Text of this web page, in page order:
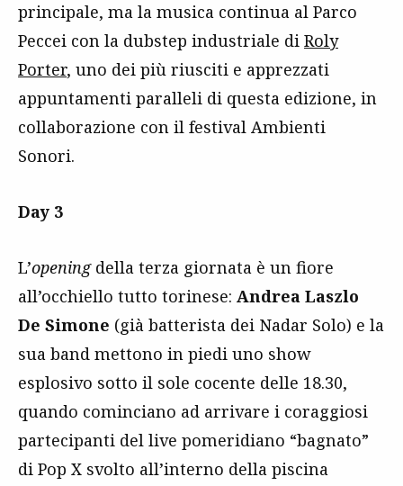
principale, ma la musica continua al Parco
Peccei con la dubstep industriale di Roly
Porter, uno dei più riusciti e apprezzati
appuntamenti paralleli di questa edizione, in
collaborazione con il festival Ambienti
Sonori.
Day 3
L’openingdella terza giornata è un fiore
all’occhiello tutto torinese: Andrea Laszlo
De Simone (già batterista dei Nadar Solo) e la
sua band mettono in piedi uno show
esplosivo sotto il sole cocente delle 18.30,
quando cominciano ad arrivare i coraggiosi
partecipanti del live pomeridiano “bagnato”
di Pop X svolto all’interno della piscina